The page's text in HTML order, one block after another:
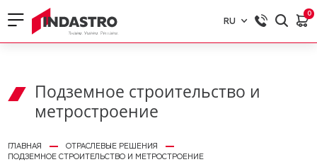
RU
RU
0
Подземное строительство и
метростроение
ГЛАВНАЯ
ОТРАСЛЕВЫЕ РЕШЕНИЯ
ПОДЗЕМНОЕ СТРОИТЕЛЬСТВО И МЕТРОСТРОЕНИЕ